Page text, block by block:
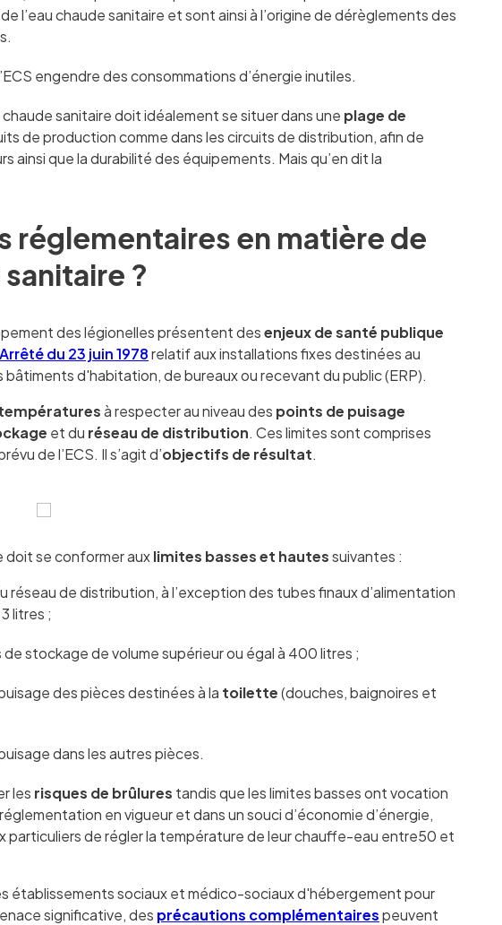
chaude sanitaire et sont ainsi à l’origine de dérèglements des
engendre des consommations d’énergie inutiles.
chaude sanitaire doit idéalement se situer dans une plage de
de production comme dans les circuits de distribution, afin de
ainsi que la durabilité des équipements. Mais qu’en dit la
réglementaires en matière de
?
des légionelles présentent desenjeux de santé publique
Arrêté du 23 juin 1978relatif aux installations fixes destinées au
d'habitation, de bureaux ou recevant du public (ERP).
à respecter au niveau des points de puisage
et du réseau de distribution. Ces limites sont comprises
de l’ECS. Il s’agit d’objectifs de résultat.
doit se conformer auxlimites basses et hautessuivantes :
réseau de distribution, à l’exception des tubes finaux d’alimentation
litres ;
de stockage de volume supérieur ou égal à 400 litres ;
des pièces destinées à la toilette(douches, baignoires et
dans les autres pièces.
les risques de brûlures tandis que les limites basses ont vocation
en vigueur et dans un souci d’économie d’énergie,
particuliers de régler la température de leur chauffe-eau entre50 et
établissements sociaux et médico-sociaux d'hébergement pour
significative, des précautions complémentairespeuvent